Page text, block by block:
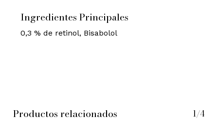
Ingredientes Principales
0,3 % de retinol, Bisabolol
Productos relacionados 1/4